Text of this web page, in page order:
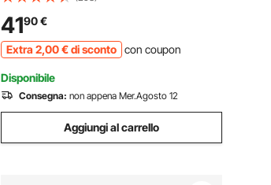
con Alloggiamento e Maniglia
Ottimizzati, per Condotti Elettrici, Non
Conduttivi
4190€
Extra 2,00€di sconto con coupon
Disponibile
Consegna: non appena Mer.Agosto 12
Aggiungi al carrello